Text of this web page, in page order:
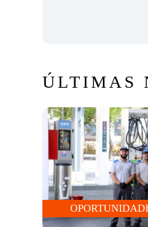
ÚLTIMAS